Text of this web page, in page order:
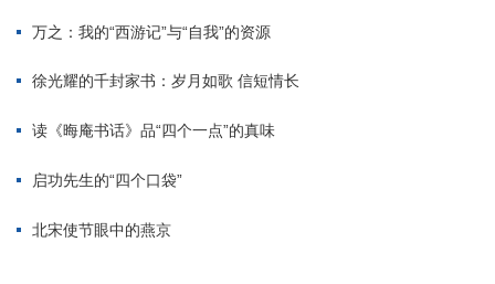
万之：我的“西游记”与“自我”的资源
徐光耀的千封家书：岁月如歌 信短情长
读《晦庵书话》品“四个一点”的真味
启功先生的“四个口袋”
北宋使节眼中的燕京